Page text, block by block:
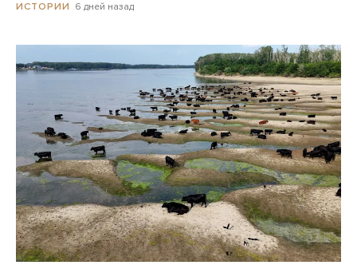
ИСТОРИИ 6 дней назад